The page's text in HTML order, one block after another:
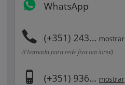
WhatsApp
(+351) 243... mostrar
(Chamada para rede fixa nacional)
(+351) 936... mostrar